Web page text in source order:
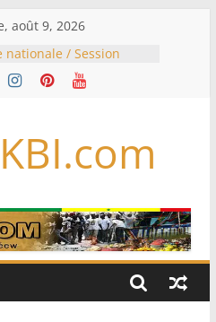
août 9, 2026
nationale / Session
Six commissions
à l’ordre du jour ce lundi
Talon élu président
de trois mois
la Turquie signent un
Kinshasa interdit les
de cuivre et de cobalt